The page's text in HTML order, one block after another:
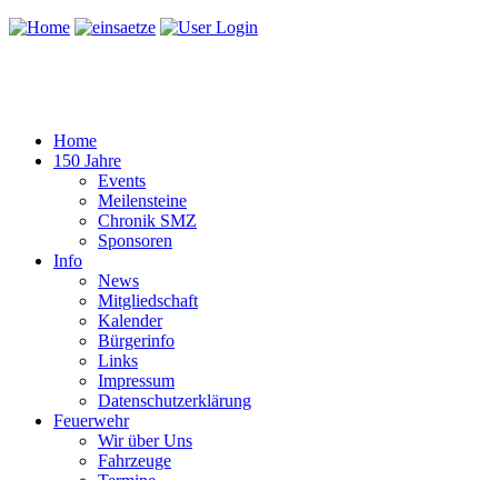
Home
150 Jahre
Events
Meilensteine
Chronik SMZ
Sponsoren
Info
News
Mitgliedschaft
Kalender
Bürgerinfo
Links
Impressum
Datenschutzerklärung
Feuerwehr
Wir über Uns
Fahrzeuge